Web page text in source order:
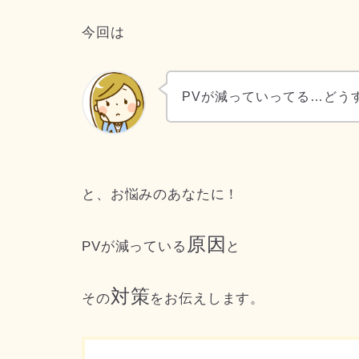
今回は
PVが減っていってる…どう
と、お悩みのあなたに！
PVが減っている 原因 と
その対策をお伝えします。